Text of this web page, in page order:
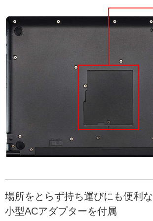
場所をとらず持ち運びにも便利な
小型ACアダプターを付属